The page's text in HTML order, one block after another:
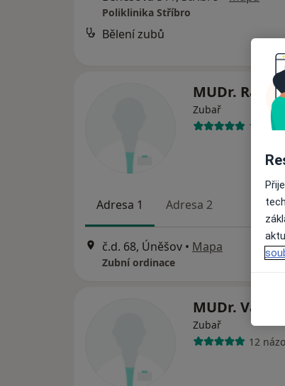
Poliklinika Stříbro
Bělení zubů
MUDr.
Zubař
10
Adresa 1 Adresa 2
č.d. 68, Úněšov • Mapa
Zubní ordinace
MUDr. Václav
Zubař
12